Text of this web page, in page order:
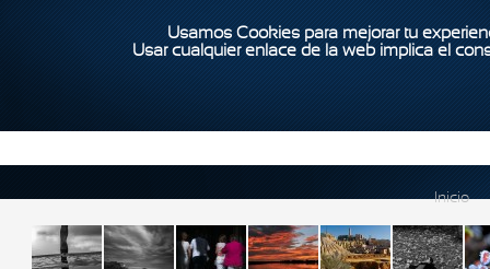
Usamos Cookies para mejorar tu
Usar cualquier enlace de la web implica el
Inicio